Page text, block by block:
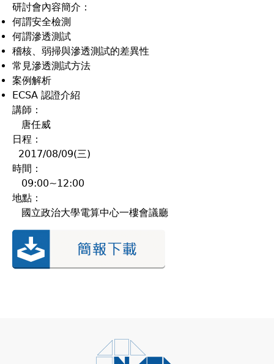
研討會內容簡介：
何謂安全檢測
何謂滲透測試
稽核、弱掃與滲透測試的差異性
常見滲透測試方法
案例解析
ECSA 認證介紹
講師：
唐任威
日程：
2017/08/09(三)
時間：
09:00~12:00
地點：
國立政治大學電算中心一樓會議廳